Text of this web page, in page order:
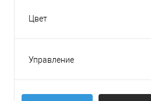
Цвет
Управление